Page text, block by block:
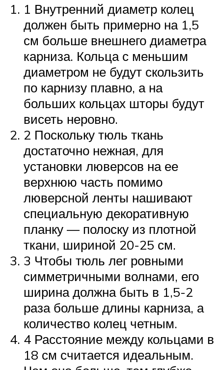
1 Внутренний диаметр колец
должен быть примерно на 1,5
см больше внешнего диаметра
карниза. Кольца с меньшим
диаметром не будут скользить
по карнизу плавно, а на
больших кольцах шторы будут
висеть неровно.
2 Поскольку тюль ткань
достаточно нежная, для
установки люверсов на ее
верхнюю часть помимо
люверсной ленты нашивают
специальную декоративную
планку ― полоску из плотной
ткани, шириной 20-25 см.
3 Чтобы тюль лег ровными
симметричными волнами, его
ширина должна быть в 1,5-2
раза больше длины карниза, а
количество колец четным.
4 Расстояние между кольцами в
18 см считается идеальным.